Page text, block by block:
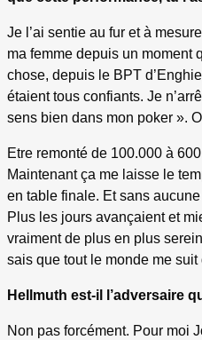
Je l’ai sentie au fur et à
ma femme depuis un moment
chose, depuis le BPT
étaient tous confiants. Je
sens bien dans mon poker ».
Etre remonté de 100.000 à
Maintenant ça me laisse le
en table finale. Et sans
Plus les jours avançaient et
vraiment de plus en plus
sais que tout le monde me suit
Hellmuth est-il l’adversaire
Non pas forcément. Pour moi